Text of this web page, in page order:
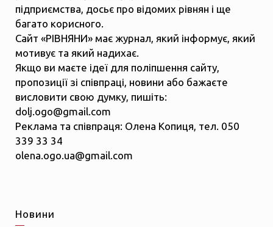
підприємства, досьє про відомих рівнян і ще
багато корисного.
Сайт «РІВНЯНИ» має журнал, який інформує, який
мотивує та який надихає.
Якщо ви маєте ідеї для поліпшення сайту,
пропозиції зі співпраці, новини або бажаєте
висловити свою думку, пишіть:
dolj.ogo@gmail.com
Реклама та співпраця: Олена Копиця, тел. 050
339 33 34
olena.ogo.ua@gmail.com
Новини